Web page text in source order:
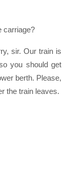
carriage?
sir. Our train is
you should get
berth. Please,
the train leaves.